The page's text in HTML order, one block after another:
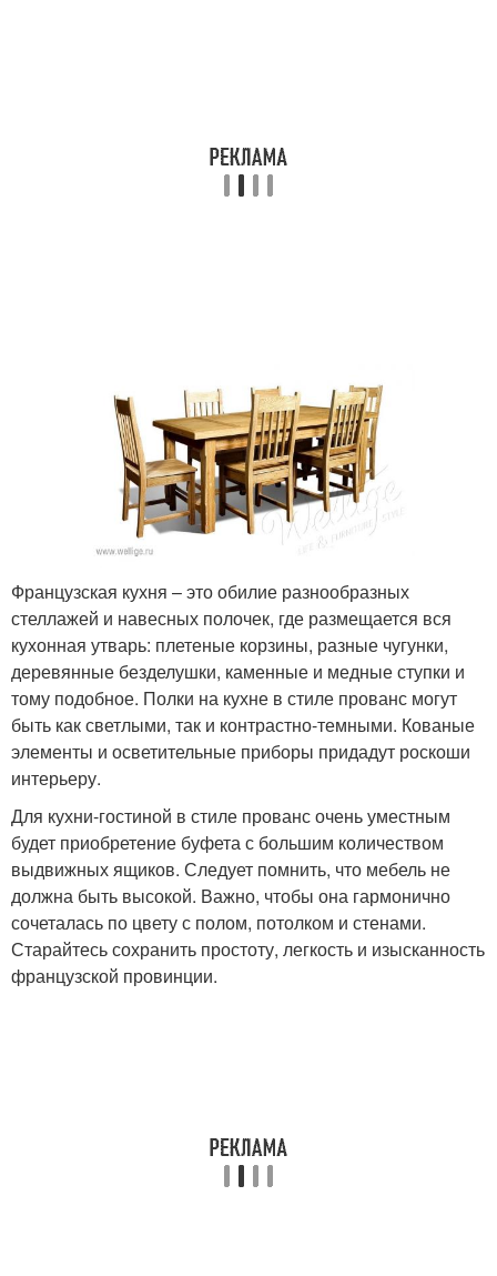
Французская кухня – это обилие разнообразных
стеллажей и навесных полочек, где размещается вся
кухонная утварь: плетеные корзины, разные чугунки,
деревянные безделушки, каменные и медные ступки и
тому подобное. Полки на кухне в стиле прованс могут
быть как светлыми, так и контрастно-темными. Кованые
элементы и осветительные приборы придадут роскоши
интерьеру.
Для кухни-гостиной в стиле прованс очень уместным
будет приобретение буфета с большим количеством
выдвижных ящиков. Следует помнить, что мебель не
должна быть высокой. Важно, чтобы она гармонично
сочеталась по цвету с полом, потолком и стенами.
Старайтесь сохранить простоту, легкость и изысканность
французской провинции.